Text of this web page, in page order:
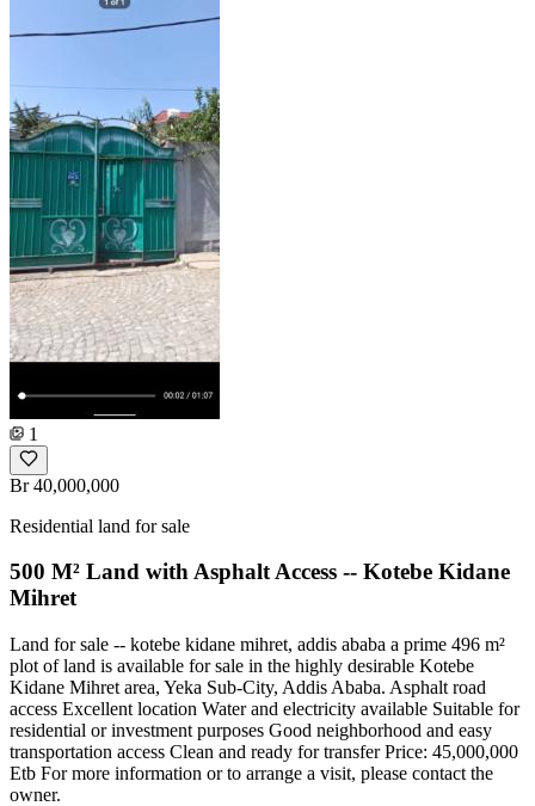
1
Br 40,000,000
Residential land for sale
500 M² Land with Asphalt Access -- Kotebe Kidane
Mihret
Land for sale -- kotebe kidane mihret, addis ababa a prime 496 m²
plot of land is available for sale in the highly desirable Kotebe
Kidane Mihret area, Yeka Sub-City, Addis Ababa. Asphalt road
access Excellent location Water and electricity available Suitable for
residential or investment purposes Good neighborhood and easy
transportation access Clean and ready for transfer Price: 45,000,000
Etb For more information or to arrange a visit, please contact the
owner.